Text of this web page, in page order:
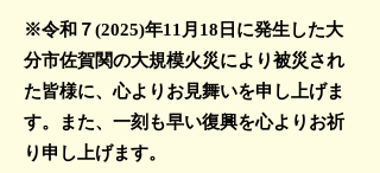
※令和７(2025)年11月18日に発生した大
分市佐賀関の大規模火災により被災され
た皆様に、心よりお見舞いを申し上げま
す。また、一刻も早い復興を心よりお祈
り申し上げます。